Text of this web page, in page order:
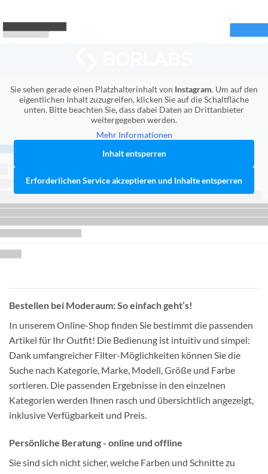
Sie sehen gerade einen Platzhalterinhalt von Instagram. Um auf den
eigentlichen Inhalt zuzugreifen, klicken Sie auf die Schaltfläche
unten. Bitte beachten Sie, dass dabei Daten an Drittanbieter
weitergegeben werden.
Mehr Informationen
Inhalt entsperren
Erforderlichen Service akzeptieren und Inhalte entsperren
Bestellen bei Moderaum: So einfach geht’s!
In unserem Online-Shop finden Sie bestimmt die passenden
Artikel für Ihr Outfit! Die Bedienung ist intuitiv und simpel:
Dank umfangreicher Filter-Möglichkeiten können Sie die
Suche nach Kategorie, Marke, Modell, Größe und Farbe
sortieren. Die passenden Ergebnisse in den einzelnen
Kategorien werden Ihnen rasch und übersichtlich angezeigt,
inklusive Verfügbarkeit und Preis.
Persönliche Beratung - online und offline
Sie sind sich nicht sicher, welche Farben und Schnitte zu